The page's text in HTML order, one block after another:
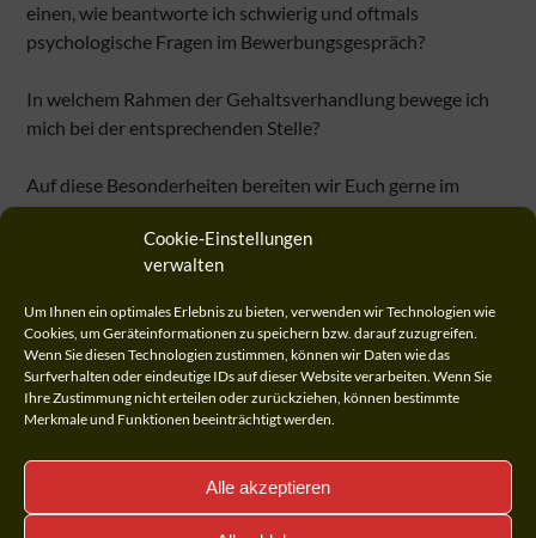
Cookie-Einstellungen
verwalten
Um Ihnen ein optimales Erlebnis zu bieten, verwenden wir Technologien wie
Cookies, um Geräteinformationen zu speichern bzw. darauf zuzugreifen.
Wenn Sie diesen Technologien zustimmen, können wir Daten wie das
Surfverhalten oder eindeutige IDs auf dieser Website verarbeiten. Wenn Sie
Ihre Zustimmung nicht erteilen oder zurückziehen, können bestimmte
Merkmale und Funktionen beeinträchtigt werden.
Alle akzeptieren
einen, wie beantworte ich schwierig und oftmals
psychologische Fragen im Bewerbungsgespräch?
In welchem Rahmen der Gehaltsverhandlung bewege ich
mich bei der entsprechenden Stelle?
Auf diese Besonderheiten bereiten wir Euch gerne im
Detail und persönlichen Gespräch vor, so dass man
beruhigt und vor allem auf alle Fragen vorbereitet in das
persönliche oder online Bewerbungsgespräch geht.
Wo kann ich mich bewerben?
Hierbei könnt ihr auch gerne auf unser Karriere- Netzwerk
für eine Werkstudentenstelle oder eine Tätigkeit in Teil-
oder Vollzeit zurückgreifen.